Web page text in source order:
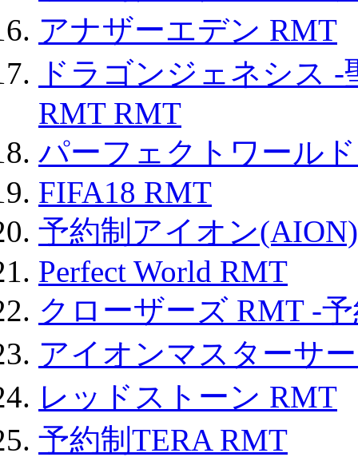
アナザーエデン RMT
ドラゴンジェネシス
RMT RMT
パーフェクトワール
FIFA18 RMT
予約制アイオン
Perfect World RMT
クローザーズ RMT -
アイオンマスターサ
レッドストーン RMT
予約制TERA RMT